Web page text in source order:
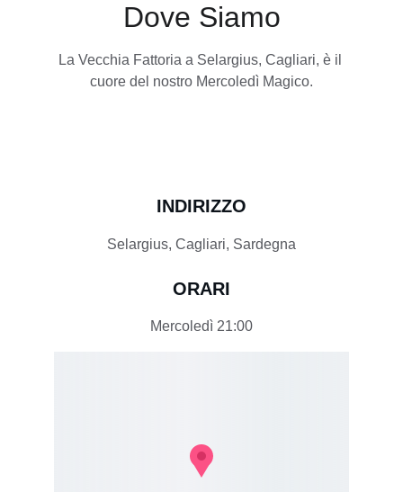
Dove Siamo
La Vecchia Fattoria a Selargius, Cagliari, è il
cuore del nostro Mercoledì Magico.
INDIRIZZO
ORARI
Mercoledì 21:00
Selargius, Cagliari, Sardegna